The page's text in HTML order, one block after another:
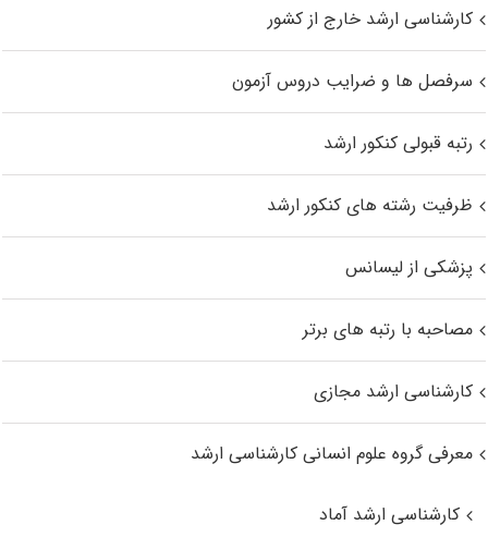
کارشناسی ارشد خارج از کشور
سرفصل ها و ضرایب دروس آزمون
رتبه قبولی کنکور ارشد
ظرفیت رشته های کنکور ارشد
پزشکی از لیسانس
مصاحبه با رتبه های برتر
کارشناسی ارشد مجازی
معرفی گروه علوم انسانی کارشناسی ارشد
کارشناسی ارشد آماد